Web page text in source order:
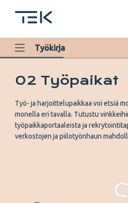
pääsisältöön
Työkirja
menu
Työkirja
02 Työpaikat
Työ- ja harjoittelupaikkaa voi etsiä
monella eri tavalla. Tutustu
työpaikkaportaaleista ja
verkostojen ja piilotyönhaun